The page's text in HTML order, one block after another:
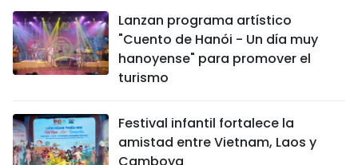
Lanzan programa artístico
"Cuento de Hanói - Un día muy
hanoyense" para promover el
turismo
Festival infantil fortalece la
amistad entre Vietnam, Laos y